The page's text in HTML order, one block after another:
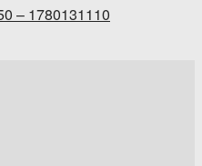
– 1780131110